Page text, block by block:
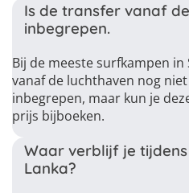
Is de transfer vanaf
inbegrepen.
Bij de meeste surfkampen
vanaf de luchthaven nog
inbegrepen, maar kun je
prijs bijboeken.
Waar verblijf je
Lanka?